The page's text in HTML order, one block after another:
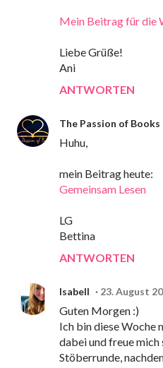
Mein Beitrag für die
Liebe Grüße!
Ani
ANTWORTEN
The Passion of Books
Huhu,
mein Beitrag heute:
Gemeinsam Lesen
LG
Bettina
ANTWORTEN
Isabell 23. August
Guten Morgen :)
Ich bin diese Woche
dabei und freue mich
Stöberrunde,